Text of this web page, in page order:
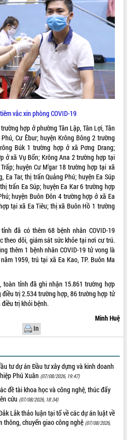
kỳ
vắc xin phòng COVID-19
hợp ở phường Tân Lập, Tân Lợi, Tân
Cư Êbur; huyện Krông Bông 2 trường
Búk 1 trường hợp ở xã Pơng Drang;
ở xã Vụ Bổn; Krông Ana 2 trường hợp tại
huyện Cư M’gar 18 trường hợp tại xã
Ea Tar, thị trấn Quảng Phú; huyện Ea Súp
trấn Ea Súp; huyện Ea Kar 6 trường hợp
huyện Buôn Đôn 4 trường hợp ở xã Ea
tại xã Ea Tiêu; thị xã Buôn Hồ 1 trường
đã có thêm 68 bệnh nhân COVID-19
theo dõi, giám sát sức khỏe tại nơi cư trú.
thêm 1 bệnh nhân COVID-19 tử vong là
1959, trú tại xã Ea Kao, TP. Buôn Ma
toàn tỉnh đã ghi nhận 15.861 trường hợp
điều trị 2.534 trường hợp, 86 trường hợp tử
trị khỏi bệnh.
Minh Huệ
In
tư dự án Đầu tư xây dựng và kinh doanh
Phú Xuân (07/08/2026, 19:47)
đề tài khoa học và công nghệ, thúc đẩy
cứu (07/08/2026, 18:34)
Lắk thảo luận tại tổ về các dự án luật về
thông, chuyển giao công nghệ (07/08/2026,